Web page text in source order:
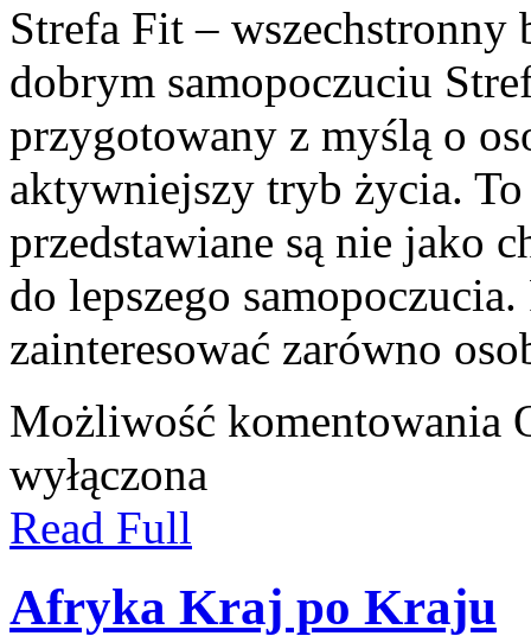
Strefa Fit –
dobrym samopoczuciu
przygotowany z myślą o
aktywniejszy tryb życia.
przedstawiane są nie jako
do lepszego
zainteresować zarówno
Możliwość komentowania
wyłączona
Read Full
Afryka Kraj po Kraju